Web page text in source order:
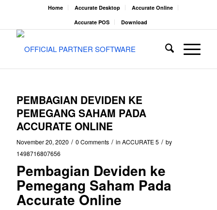
Home Accurate Desktop
Accurate Online
Accurate POS
Download
PEMBAGIAN DEVIDEN KE
PEMEGANG SAHAM PADA
ACCURATE ONLINE
November 20, 2020 / 0 Comments / in ACCURATE 5 / by
1498716807656
Pembagian Deviden ke
Pemegang Saham Pada
Accurate Online